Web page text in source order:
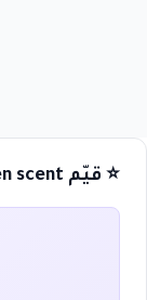
⭐ قيّم Golden scent | قولدن سنت